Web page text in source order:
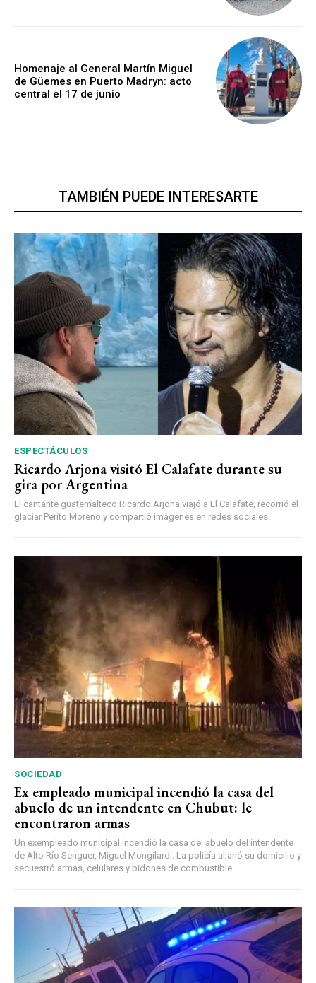
Homenaje al General Martín Miguel
de Güemes en Puerto Madryn: acto
central el 17 de junio
TAMBIÉN PUEDE INTERESARTE
ESPECTÁCULOS
Ricardo Arjona visitó El Calafate durante su
gira por Argentina
El cantante guatemalteco Ricardo Arjona viajó a El Calafate, recorrió el
glaciar Perito Moreno y compartió imágenes en redes sociales.
SOCIEDAD
Ex empleado municipal incendió la casa del
abuelo de un intendente en Chubut: le
encontraron armas
Un exempleado municipal incendió la casa del abuelo del intendente
de Alto Río Senguer, Miguel Mongilardi. La policía allanó su domicilio y
secuestró armas, celulares y bidones de combustible.